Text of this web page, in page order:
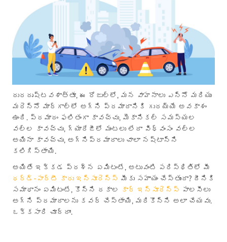
దురదృష్టవశాత్తూ, ఈ రోజుల్లో, మన వాహనాలు ఎన్నో మరియు
మరెన్నో మార్గాల్లో అగ్ని ప్రమాదానికి గురయ్యే అవకాశం
ఉంది. ప్రమాదం ఫలితంగా కావచ్చు, మెకానికల్ సమస్యల
వల్ల కావచ్చు, గ్యారేజీలో మంటలు లేదా విధ్వంసం వల్ల
అయినా కావచ్చు, అగ్నిప్రమాదాలు చాలా నష్టాన్ని
కలిగిస్తాయి.
అయితే ఇక్కడ ప్రశ్న ఏమిటంటే, అటువంటి పరిస్థితిలో మీ
థర్డ్-పార్టీ కారు ఇన్సూరెన్స్ మీకు సహాయం చేస్తుందా? దీనికి
సమాధానం ఏమిటంటే, కొన్ని రకాల కార్ ఇన్సూరెన్స్ పాలసీలు
అగ్ని ప్రమాదాలను కవర్ చేస్తాయి, మరికొన్ని అలా చేయవు.
ఒక్కసారి చూద్దాం.